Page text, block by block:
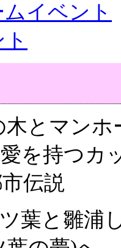
イベント
木とマンホ
を持つカ
伝説
葉と雛浦